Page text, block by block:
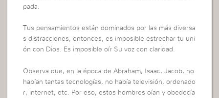
pada.
Tus pensamientos están dominados por las más diversa
s distracciones, entonces, es imposible estrechar tu uni
ón con Dios. Es imposible oír Su voz con claridad.
Observa que, en la época de Abraham, Isaac, Jacob, no
habían tantas tecnologías, no había televisión, ordenado
r, internet, etc. Por eso, estos hombres oían y obedecía